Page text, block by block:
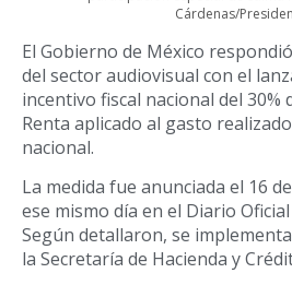
Cárdenas/
El Gobierno de México
del sector audiovisual con el
incentivo fiscal nacional del
Renta aplicado al gasto
nacional.
La medida fue anunciada el 16
ese mismo día en el Diario
Según detallaron, se
la Secretaría de Hacienda y